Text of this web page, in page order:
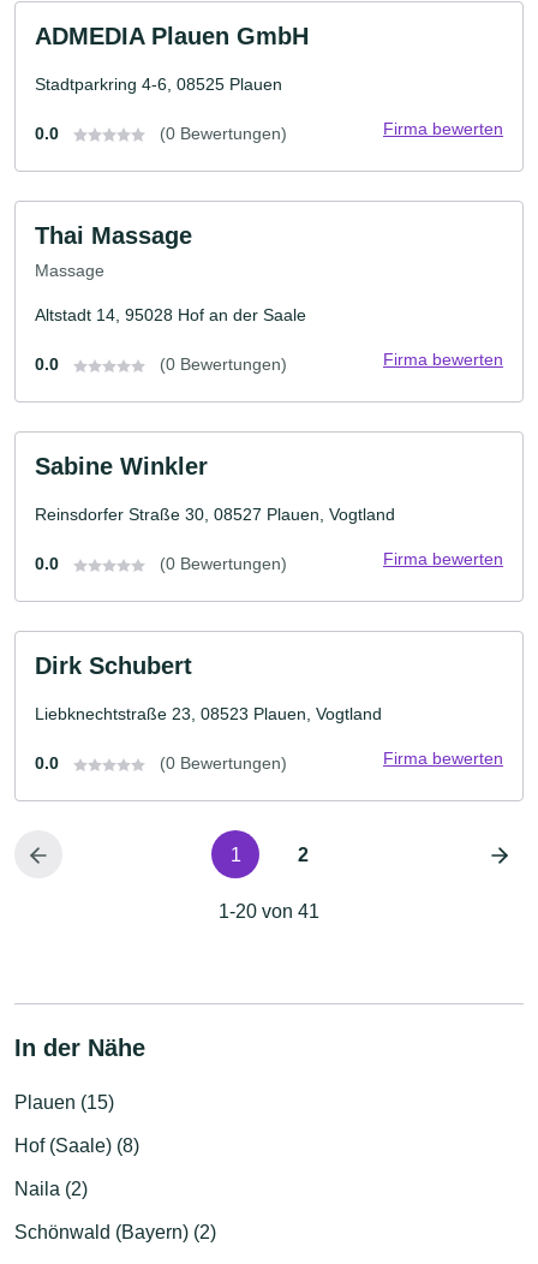
ADMEDIA Plauen GmbH
Stadtparkring 4-6, 08525 Plauen
0.0 (0 Bewertungen) Firma bewerten
Thai Massage
Massage
Altstadt 14, 95028 Hof an der Saale
0.0 (0 Bewertungen) Firma bewerten
Sabine Winkler
Reinsdorfer Straße 30, 08527 Plauen, Vogtland
0.0 (0 Bewertungen) Firma bewerten
Dirk Schubert
Liebknechtstraße 23, 08523 Plauen, Vogtland
0.0 (0 Bewertungen) Firma bewerten
1 2
1-20 von 41
In der Nähe
Plauen (15)
Hof (Saale) (8)
Naila (2)
Schönwald (Bayern) (2)